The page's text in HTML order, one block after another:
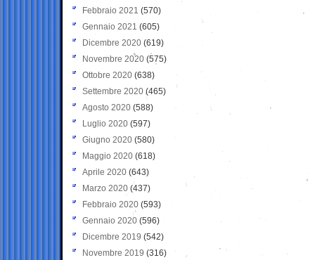
Febbraio 2021 (570)
Gennaio 2021 (605)
Dicembre 2020 (619)
Novembre 2020 (575)
Ottobre 2020 (638)
Settembre 2020(465)
Agosto 2020 (588)
Luglio 2020 (597)
Giugno 2020 (580)
Maggio 2020 (618)
Aprile 2020 (643)
Marzo 2020 (437)
Febbraio 2020 (593)
Gennaio 2020 (596)
Dicembre 2019 (542)
Novembre 2019 (316)